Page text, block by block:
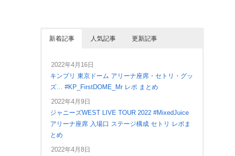
新着記事 人気記事 更新記事
2022年4月16日
キンプリ 東京ドーム アリーナ座席・セトリ・グッ
ズ… #KP_FirstDOME_Mr レポ まとめ
2022年4月9日
ジャニーズWEST LIVE TOUR 2022 #MixedJuice
アリーナ座席 入場口 ステージ構成 セトリ レポま
とめ
2022年4月8日